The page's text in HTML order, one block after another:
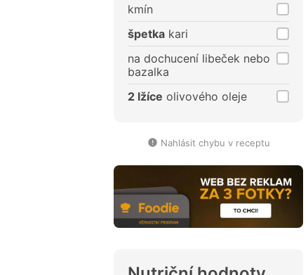
kmín
špetka kari
na dochucení libeček nebo
bazalka
2 lžíce olivového oleje
Nahlásit chybu v receptu